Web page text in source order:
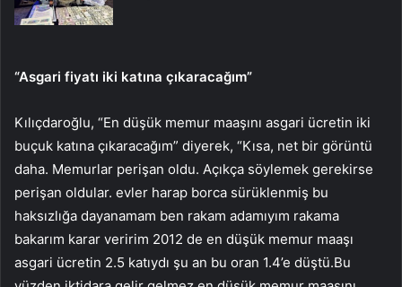
“Asgari fiyatı iki katına çıkaracağım”
Kılıçdaroğlu, “En düşük memur maaşını asgari ücretin iki
buçuk katına çıkaracağım” diyerek, “Kısa, net bir görüntü
daha. Memurlar perişan oldu. Açıkça söylemek gerekirse
perişan oldular. evler harap borca ​​sürüklenmiş bu
haksızlığa dayanamam ben rakam adamıyım rakama
bakarım karar veririm 2012 de en düşük memur maaşı
asgari ücretin 2.5 katıydı şu an bu oran 1.4’e düştü.Bu